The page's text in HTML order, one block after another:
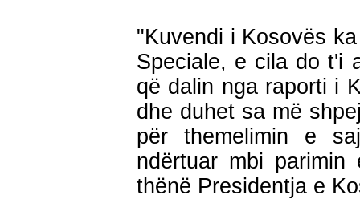
"Kuvendi i Kosovës
Speciale, e cila do t'i
që dalin nga raporti i
dhe duhet sa më
për themelimin e
ndërtuar mbi
thënë Presidentja e